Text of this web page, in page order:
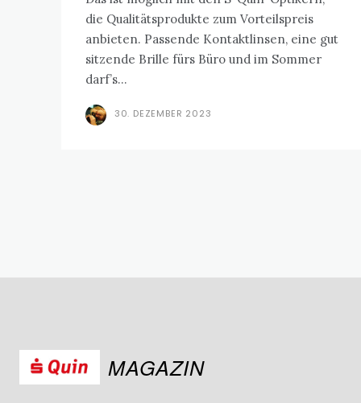
die Qualitätsprodukte zum Vorteilspreis
anbieten. Passende Kontaktlinsen, eine gut
sitzende Brille fürs Büro und im Sommer
darf’s...
30. DEZEMBER 2023
MAGAZIN